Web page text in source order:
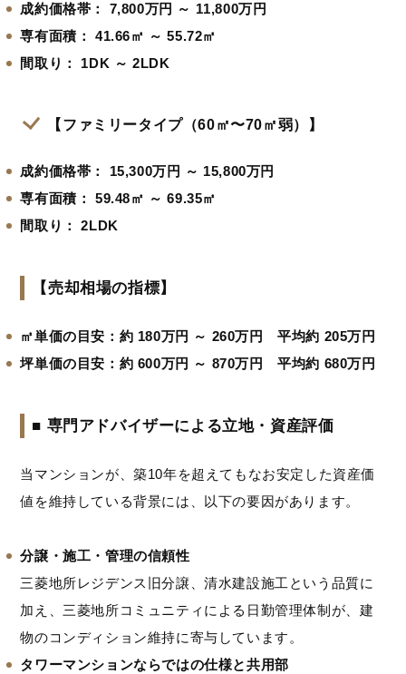
成約価格帯：
7,800万円 ～ 11,800万円
専有面積：
41.66㎡ ～ 55.72㎡
間取り：
1DK ～ 2LDK
【ファミリータイプ（60㎡〜70㎡弱）】
成約価格帯：
15,300万円 ～ 15,800万円
専有面積：
59.48㎡ ～ 69.35㎡
間取り：
2LDK
【売却相場の指標】
㎡単価の目安：約 180万円 ～ 260万円 平均約 205万円
坪単価の目安：約 600万円 ～ 870万円 平均約 680万円
■ 専門アドバイザーによる立地・資産評価
当マンションが、築10年を超えてもなお安定した資産価
値を維持している背景には、以下の要因があります。
分譲・施工・管理の信頼性
三菱地所レジデンス旧分譲、清水建設施工という品質に
加え、三菱地所コミュニティによる日勤管理体制が、建
物のコンディション維持に寄与しています。
タワーマンションならではの仕様と共用部